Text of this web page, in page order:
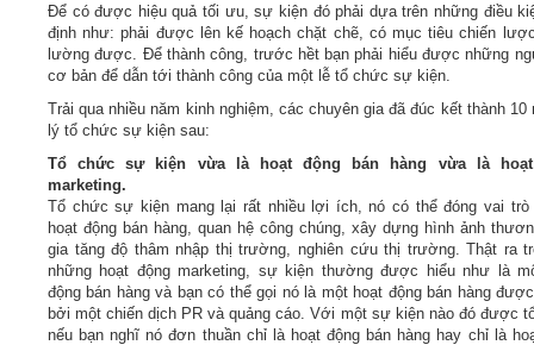
Để có được hiệu quả tối ưu, sự kiện đó phải dựa trên những điều
định như: phải được lên kế hoạch chặt chẽ, có mục tiêu chiến
lường được. Để thành công, trước hềt bạn phải hiểu được những
cơ bản để dẫn tới thành công của một lễ tổ chức sự kiện.
Trải qua nhiều năm kinh nghiệm, các chuyên gia đã đúc kết thành 10
lý tổ chức sự kiện sau:
Tổ chức sự kiện vừa là hoạt động bán hàng vừa là
marketing.
Tổ chức sự kiện mang lại rất nhiều lợi ích, nó có thể đóng vai
hoạt động bán hàng, quan hệ công chúng, xây dựng hình ảnh
gia tăng độ thâm nhập thị trường, nghiên cứu thị trường. Thật ra
những hoạt động marketing, sự kiện thường được hiểu như là
động bán hàng và bạn có thể gọi nó là một hoạt động bán hàng
bởi một chiến dịch PR và quảng cáo. Với một sự kiện nào đó được
nếu bạn nghĩ nó đơn thuần chỉ là hoạt động bán hàng hay chỉ là